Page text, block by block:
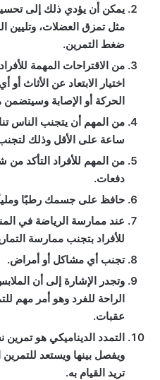
يمكن أن يؤدي ذلك إلى تحسين
مثل تمزق العضلات، وتليين
ضغط التمرين.
من الاقتراحات المهمة
اختيار الابتعاد عن الأثاث
الحركة أو الإصابة وسيتضمن
من المهم أن يتجنب الناس
ساعة على الأقل وذلك
من المهم للأفراد التأكد
دفعات.
حافظ على جسمك رطبًا
عند ممارسة الرياضة في
للأفراد بتجنب ممارسة
تجنب أي مشاكل أو أمراض.
وتجدر الإشارة إلى أن
الراحة للفرد وهو أمر مهم
عقبات.
التمدد الديناميكي هو
ويفصل بينها ويستعد للتمرين
تريد القيام به.